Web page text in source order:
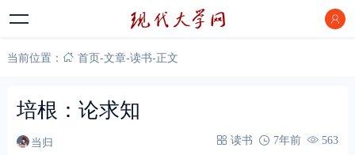
当前位置： 首页-文章-读书-正文
培根：论求知
当归 读书 7年前 563